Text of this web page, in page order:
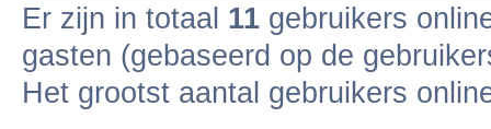
Er zijn in totaal 11 gebruikers
gasten (gebaseerd op de
Het grootst aantal gebruikers